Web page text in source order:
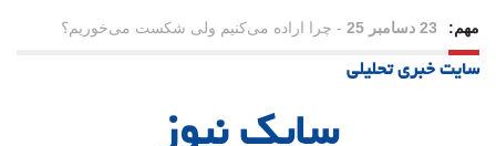
مهم: 21 دسامبر 25 - یلدا؛ نماد تاب‌آوری اجتماعی در روزگار دشوار
سایت خبری تحلیلی
سایک نیوز